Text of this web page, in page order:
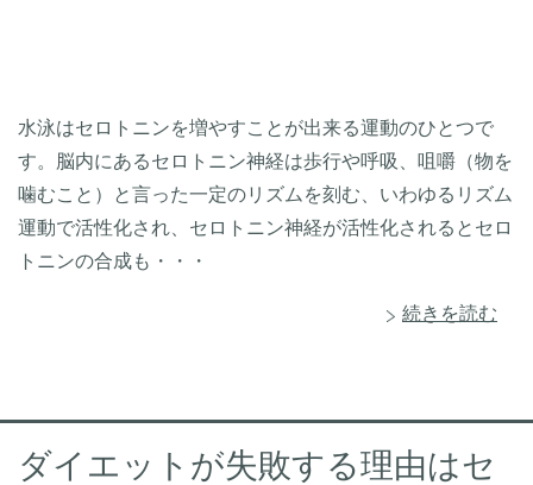
水泳はセロトニンを増やすことが出来る運動のひとつで
す。脳内にあるセロトニン神経は歩行や呼吸、咀嚼（物を
噛むこと）と言った一定のリズムを刻む、いわゆるリズム
運動で活性化され、セロトニン神経が活性化されるとセロ
トニンの合成も・・・
続きを読む
ダイエットが失敗する理由はセ